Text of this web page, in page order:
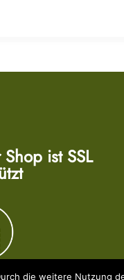
Shop ist SSL
die weitere Nutzung